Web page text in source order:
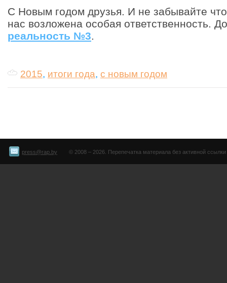
С Новым годом друзья. И не забывайте
нас возложена особая ответственность.
реальность №3.
2015, итоги года, с новым годом
press@rap.by © 2008 – 2026. Перепечатка материала без активной